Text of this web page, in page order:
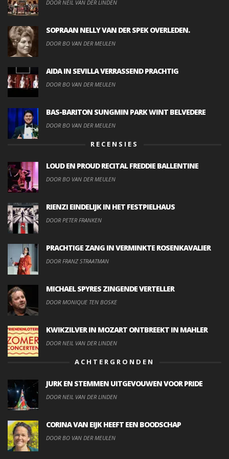
DOOR NEIL VAN DER LINDEN
SOPRAAN NELLY VAN DER SPEK OVERLEDEN.
DOOR BO VAN DER MEULEN
AIDA IN SEVILLA VERRASSEND PRACHTIG
DOOR BO VAN DER MEULEN
BAS-BARITON SUNGMIN PARK WINT BELVEDERE
DOOR BO VAN DER MEULEN
RECENSIES
LOUD EN PROUD RECITAL FREDDIE BALLENTINE
DOOR BO VAN DER MEULEN
RIENZI EINDELIJK IN HET FESTPIELHAUS
DOOR PETER FRANKEN
PRACHTIGE ZANG IN VERMINKTE ROSENKAVALIER
DOOR FRANZ STRAATMAN
MICHAEL SPYRES ZINGENDE VERTELLER
DOOR MONIQUE TEN BOSKE
KWIKZILVER IN MOZART ONTBREEKT IN MAHLER
DOOR NEIL VAN DER LINDEN
ACHTERGRONDEN
JURK EN STEMMEN UITGEVOUWEN VOOR PRIDE
DOOR NEIL VAN DER LINDEN
CORINA VAN EIJK HEEFT EEN BOODSCHAP
DOOR BO VAN DER MEULEN